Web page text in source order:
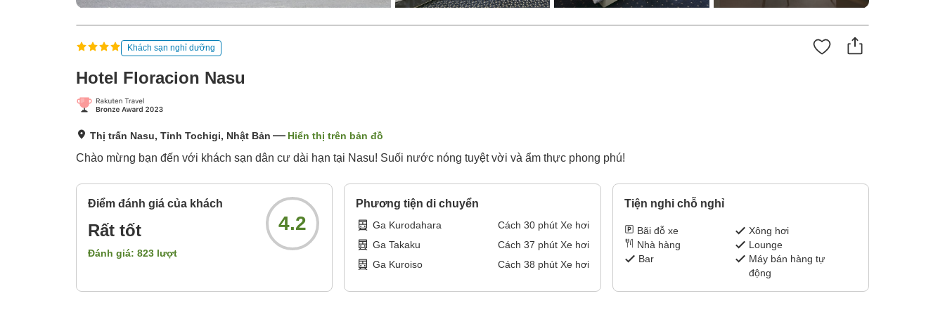
Khách sạn nghỉ dưỡng
Hotel Floracion Nasu
Thị trấn Nasu, Tỉnh Tochigi, Nhật Bản Hiển thị trên bản đồ
Chào mừng bạn đến với khách sạn dân cư dài hạn tại Nasu! Suối nước nóng tuyệt vời và ẩm thực phong phú!
Điểm đánh giá của khách
Rất tốt
Đánh giá: 823 lượt
4.2
Phương tiện di chuyển
Ga Kurodahara Cách 30phút Xe hơi
Ga Takaku
Cách 37 phút Xe hơi
Ga Kuroiso
Cách 38 phút Xe hơi
Tiện nghi chỗ nghỉ
Bãi đỗ xe
Xông hơi
Nhà hàng
Lounge
Bar
Máy bán hàng tự
động